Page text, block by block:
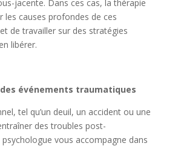
jacente. Dans ces cas, la thérapie
les causes profondes de ces
de travailler sur des stratégies
libérer.
événements traumatiques
tel qu’un deuil, un accident ou une
des troubles post-
vous accompagne dans